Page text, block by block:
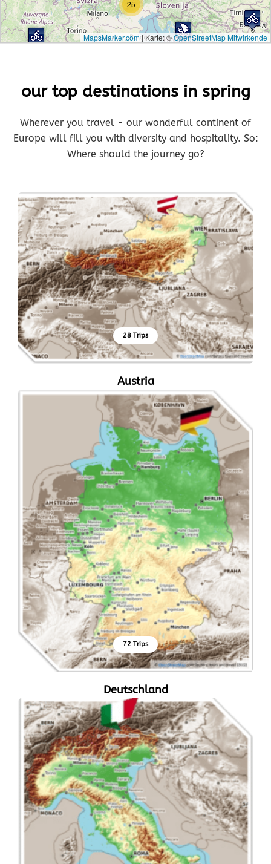
25
MapsMarker.com|Karte: ©OpenStreetMap Mitwirkende
our top destinations in spring
Wherever you travel - our wonderful continent of
Europe will fill you with diversity and hospitality. So:
Where should the journey go?
28 Trips
Austria
72 Trips
Deutschland